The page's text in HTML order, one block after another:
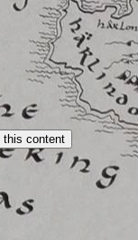
this content